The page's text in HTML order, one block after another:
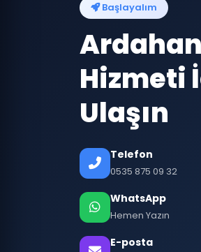
Başlayalım
Ardahan
Hizmeti
Ulaşın
Telefon
0535 875 09 32
WhatsApp
Hemen Yazın
E-posta